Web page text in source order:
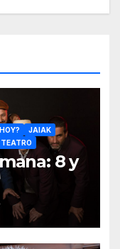
JAIAK
TEATRO
8 y